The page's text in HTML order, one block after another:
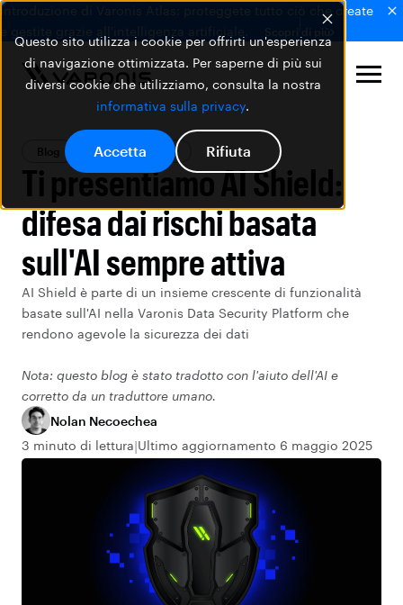
Questo sito utilizza i cookie per offrirti un'esperienza
di navigazione ottimizzata. Per saperne di più sui
diversi cookie che utilizziamo, consulta la nostra
informativa sulla privacy.
Accetta Rifiuta
Introduzione di Varonis Atlas: proteggete tutto ciò che create
e gestite grazie all'intelligenza artificiale.
Scopri di più
Blog Sicurezza dell’IA
Ti presentiamo AI Shield:
difesa dai rischi basata
sull'AI sempre attiva
AI Shield è parte di un insieme crescente di funzionalità
basate sull'AI nella Varonis Data Security Platform che
rendono agevole la sicurezza dei dati
Nota: questo blog è stato tradotto con l'aiuto dell'AI e
corretto da un traduttore umano.
Nolan Necoechea
3 minuto di lettura Ultimo aggiornamento 6 maggio 2025